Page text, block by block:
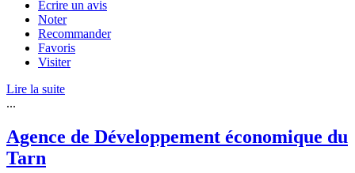
Écrire un avis
Noter
Recommander
Favoris
Visiter
Lire la suite
...
Agence de Développement économique du
Tarn